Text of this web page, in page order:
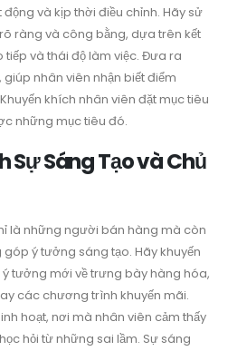
và kịp thời điều chỉnh. Hãy sử
ràng và công bằng, dựa trên kết
và thái độ làm việc. Đưa ra
nhân viên nhận biết điểm
khích nhân viên đặt mục tiêu
những mục tiêu đó.
Sự Sáng Tạo và Chủ
là những người bán hàng mà còn
ý tưởng sáng tạo. Hãy khuyến
tưởng mới về trưng bày hàng hóa,
các chương trình khuyến mãi.
hoạt, nơi mà nhân viên cảm thấy
hỏi từ những sai lầm. Sự sáng